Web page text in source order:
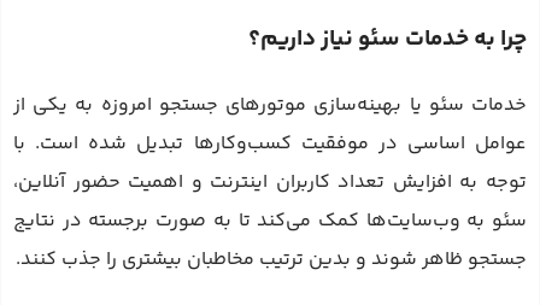
چرا به خدمات سئو نیاز داریم؟
خدمات سئو یا بهینه‌سازی موتورهای جستجو امروزه به یکی از
عوامل اساسی در موفقیت کسب‌وکارها تبدیل شده است. با
توجه به افزایش تعداد کاربران اینترنت و اهمیت حضور آنلاین،
سئو به وب‌سایت‌ها کمک می‌کند تا به صورت برجسته در نتایج
جستجو ظاهر شوند و بدین ترتیب مخاطبان بیشتری را جذب کنند.